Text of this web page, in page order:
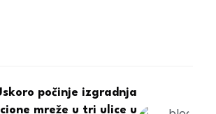
počinje izgradnja
mreže u tri ulice u